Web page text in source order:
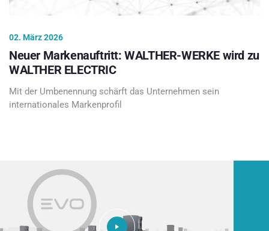
02. März 2026
Neuer Markenauftritt: WALTHER-WERKE wird zu
WALTHER ELECTRIC
Mit der Umbenennung schärft das Unternehmen sein
internationales Markenprofil